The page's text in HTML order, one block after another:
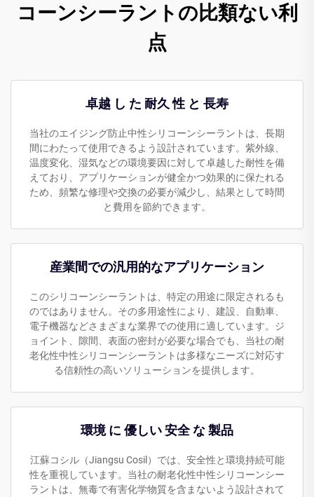
コーンシーラントの比類ない利
点
卓越 し た 耐久 性 と 長寿
当社のエイジング防止中性シリコーンシーラントは、長期
間にわたって使用できるよう設計されています。紫外線、
温度変化、湿気などの環境要因に対して卓越した耐性を備
えており、アプリケーションが健全かつ効果的に保たれる
ため、頻繁な修理や交換の必要が減少し、結果として時間
と費用を節約できます。
産業間での汎用的なアプリケーション
このシリコーンシーラントは、特定の用途に限定されるも
のではありません。その多用途性により、建設、自動車、
電子機器などさまざまな業界での使用に適しています。ジ
ョイント、隙間、表面の密封が必要な場合でも、当社の耐
老化性中性シリコーンシーラントは多様なニーズに対応す
る信頼性の高いソリューションを提供します。
環境 に 優しい 安全 な 製品
江蘇コシル（Jiangsu Cosil）では、安全性と環境持続可能
性を重視しています。当社の耐老化性中性シリコーンシー
ラントは、無毒で有害化学物質を含まないよう設計されて